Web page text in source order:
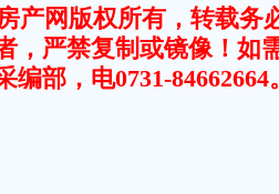
产网版权所有，转载务
，严禁复制或镜像！如
编部，电0731-84662664